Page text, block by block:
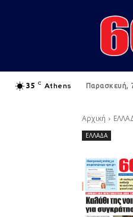
35 C Athens Παρασκευή,
Αρχική
ΕΛΛΑΔΑ